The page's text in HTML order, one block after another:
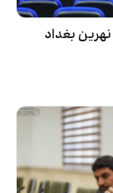
بغداد